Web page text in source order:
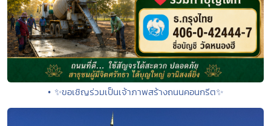
• ✨ขอเชิญร่วมเป็นเจ้าภาพสร้างถนนคอนกรีต✨